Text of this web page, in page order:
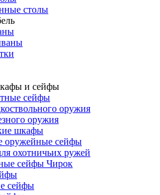
столы
и сейфы
сейфы
оружия
оружия
шкафы
оружейные сейфы
охотничьих ружей
сейфы Чирок
сейфы